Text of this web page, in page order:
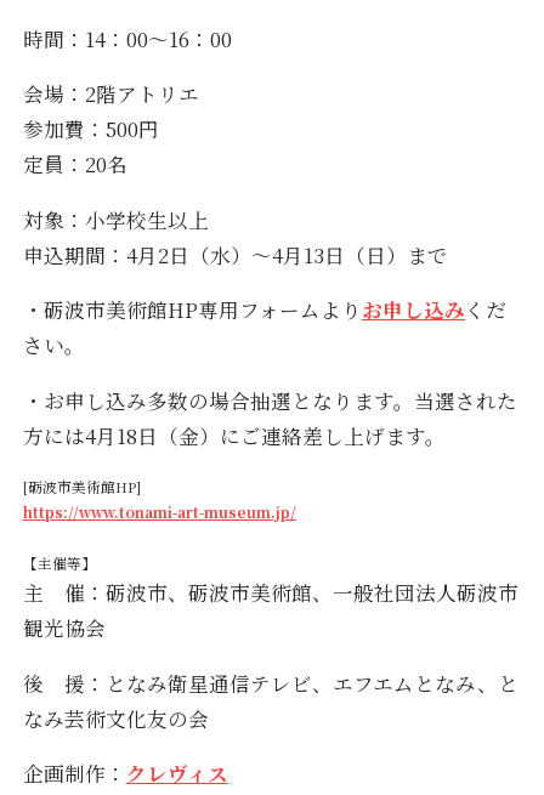
時間：14：00～16：00
会場：2階アトリエ
参加費：500円
定員：20名
対象：小学校生以上
申込期間： 4月2日（水）〜4月13日（日）まで
・砺波市美術館HP専用フォームより お申し込み くだ
さい。
・お申し込み多数の場合抽選となります。当選された
方には4月18日（金）にご連絡差し上げます。
[砺波市美術館HP]
https://www.tonami-art-museum.jp/
【主催等】
主 催：砺波市、砺波市美術館、一般社団法人砺波市
観光協会
後 援：となみ衛星通信テレビ、エフエムとなみ、と
なみ芸術文化友の会
企画制作： クレヴィス